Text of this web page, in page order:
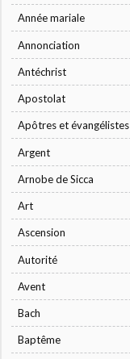
Année mariale
Annonciation
Antéchrist
Apostolat
Apôtres et évangélistes
Argent
Arnobe de Sicca
Art
Ascension
Autorité
Avent
Bach
Baptême